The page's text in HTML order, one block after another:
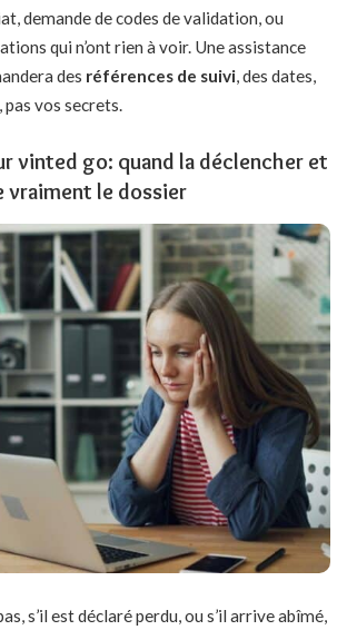
demande de codes de validation, ou
qui n’ont rien à voir. Une assistance
des références de suivi , des dates,
vos secrets.
vinted go: quand la déclencher et
vraiment le dossier
s’il est déclaré perdu, ou s’il arrive abîmé,